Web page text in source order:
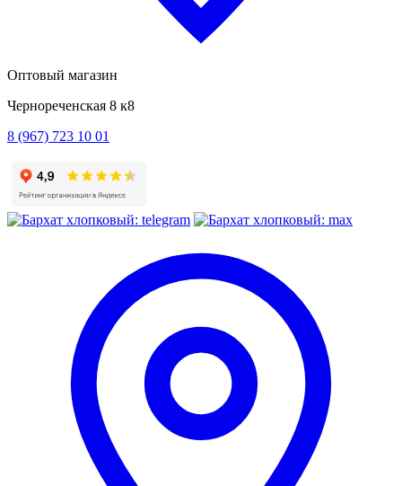
Оптовый магазин
Чернореченская 8 к8
8 (967) 723 10 01